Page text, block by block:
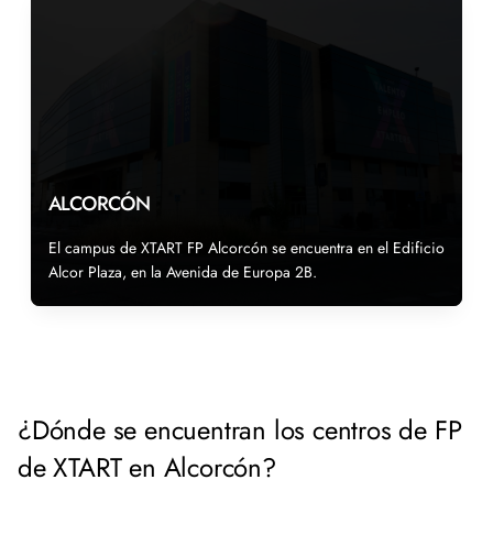
ALCORCÓN
El campus de XTART FP Alcorcón se encuentra en el Edificio
Alcor Plaza, en la Avenida de Europa 2B.
¿Dónde se encuentran los centros de FP
de XTART en Alcorcón?